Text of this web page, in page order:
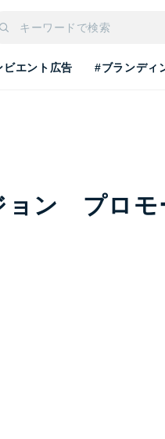
ビエント広告 #ブランディ
ョン プロモ